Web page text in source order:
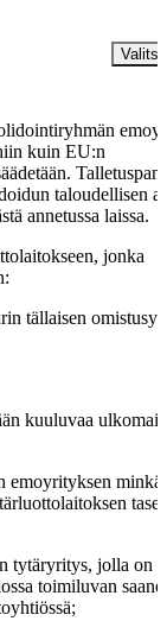
kuin EU:n
taloudellisen
annetussa laissa.
jonka
tällaisen
kuuluvaa
emoyrityksen
tytäryritys, jolla on
toimiluvan